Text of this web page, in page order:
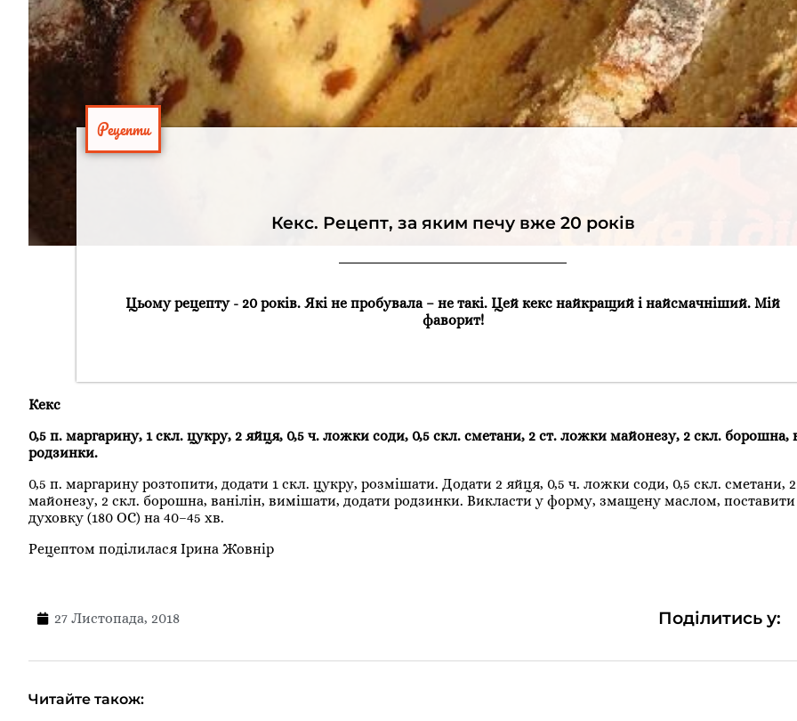
Рецепти
Кекс. Рецепт, за яким печу вже 20 років
Цьому рецепту - 20 років. Які не пробувала – не такі. Цей кекс найкращий і найсмачніший. Мій
фаворит!
Кекс
0,5 п. маргарину, 1 скл. цукру, 2 яйця, 0,5 ч. ложки соди, 0,5 скл. сметани, 2 ст. ложки майонезу, 2 скл. борошна,
родзинки.
0,5 п. маргарину розтопити, додати 1 скл. цукру, розмішати. Додати 2 яйця, 0,5 ч. ложки соди, 0,5 скл. сметани,
майонезу, 2 скл. борошна, ванілін, вимішати, додати родзинки. Викласти у форму, змащену маслом, поставити
духовку (180 ОС) на 40–45 хв.
Рецептом поділилася Ірина Жовнір
27 Листопада, 2018 Поділитись у:
Читайте також: